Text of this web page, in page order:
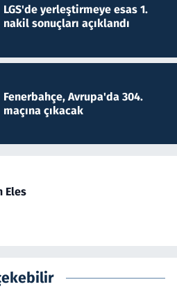
LGS'de yerleştirmeye esas 1.
nakil sonuçları açıklandı
Fenerbahçe, Avrupa'da 304.
maçına çıkacak
Eles